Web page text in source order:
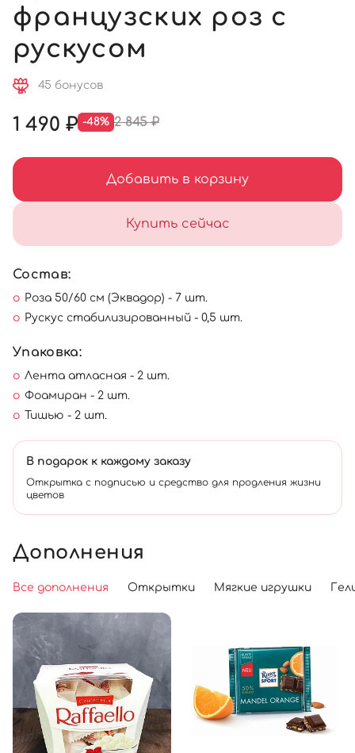
французских роз с
рускусом
45 бонусов
1 490 ₽ -48% 2 845 ₽
Добавить в корзину
Купить сейчас
Состав:
Роза 50/60 см (Эквадор) - 7 шт.
Рускус стабилизированный - 0,5 шт.
Упаковка:
Лента атласная - 2 шт.
Фоамиран - 2 шт.
Тишью - 2 шт.
В подарок к каждому заказу
Открытка с подписью и средство для продления жизни
цветов
Дополнения
Все дополнения Открытки Мягкие игрушки